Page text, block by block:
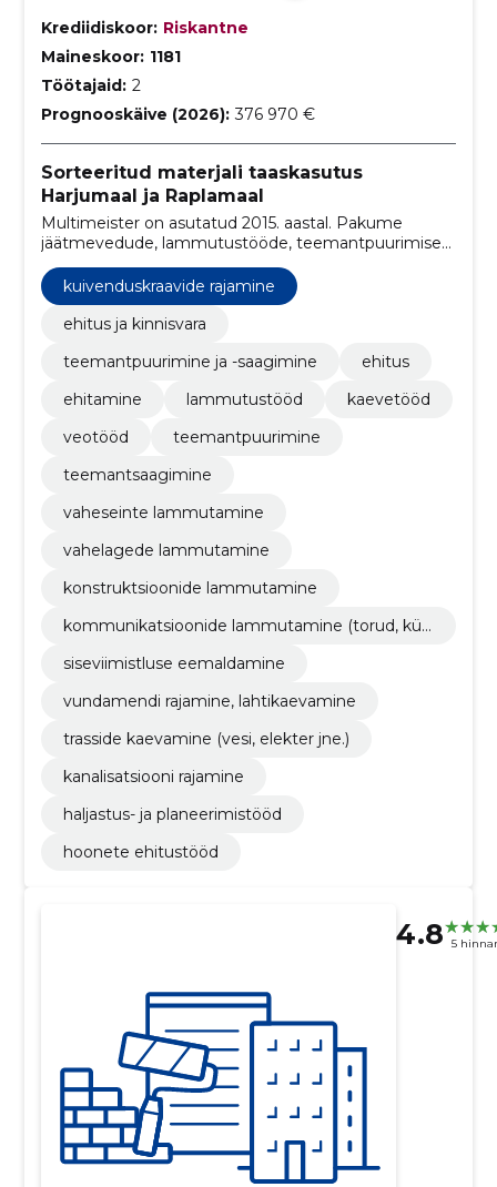
Krediidiskoor: Riskantne
Maineskoor: 1181
Töötajaid: 2
Prognooskäive (2026): 376 970 €
Sorteeritud materjali taaskasutus
Harjumaal ja Raplamaal
Multimeister on asutatud 2015. aastal. Pakume
jäätmevedude, lammutustööde, teemantpuurimise
ja teemantsaagimise teenust.
kuivenduskraavide rajamine
ehitus ja kinnisvara
teemantpuurimine ja -saagimine
ehitus
ehitamine
lammutustööd
kaevetööd
veotööd
teemantpuurimine
teemantsaagimine
vaheseinte lammutamine
vahelagede lammutamine
konstruktsioonide lammutamine
kommunikatsioonide lammutamine (torud, küt
siseviimistluse eemaldamine
vundamendi rajamine, lahtikaevamine
trasside kaevamine (vesi, elekter jne.)
kanalisatsiooni rajamine
haljastus- ja planeerimistööd
hoonete ehitustööd
4.8 5